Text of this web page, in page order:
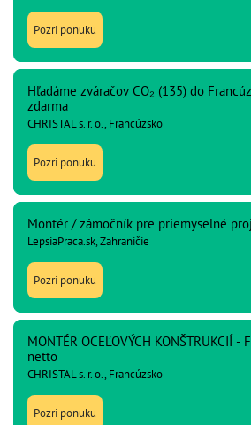
Pozri ponuku
Hľadáme zváračov CO₂ (135) do
zdarma
CHRISTAL s. r. o., Francúzsko
Pozri ponuku
Montér / zámočník pre priemyselné
LepsiaPraca.sk, Zahraničie
Pozri ponuku
MONTÉR OCEĽOVÝCH KONŠTRUKCIÍ -
netto
CHRISTAL s. r. o., Francúzsko
Pozri ponuku